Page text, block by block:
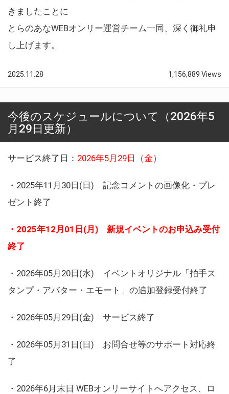
きましたことに
とらのあなWEBオンリー運営チーム一同、深く御礼申
し上げます。
2025.11.28 1,156,889 Views
今後のスケジュールについて（2026年5
月29日更新）
サービス終了日： 2026年5月29日（金）
・2025年11月30日(日) 記念コメントの画像化・プレ
ゼント終了
・2025年12月01日(月) 新規イベントのお申込み受付
終了
・2026年05月20日(水) イベントオリジナル「拍手ス
タンプ・アバター・エモート」の追加登録受付終了
・2026年05月29日(金) サービス終了
・2026年05月31日(日) お問合せ等のサポート対応終
了
・2026年6月末日 WEBオンリーサイトへアクセス、ロ